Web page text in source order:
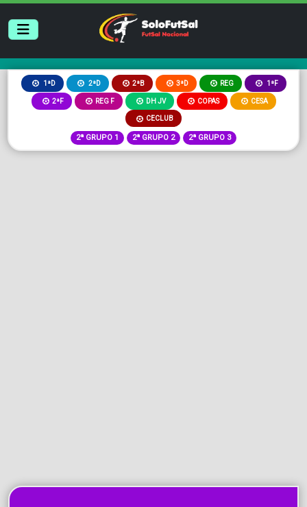
1ªD 2ªD 2ªB 3ªD REG 1ªF
2ªF REG F DH JV COPAS CESA
CECLUB
2ª GRUPO 1 2ª GRUPO 2 2ª GRUPO 3